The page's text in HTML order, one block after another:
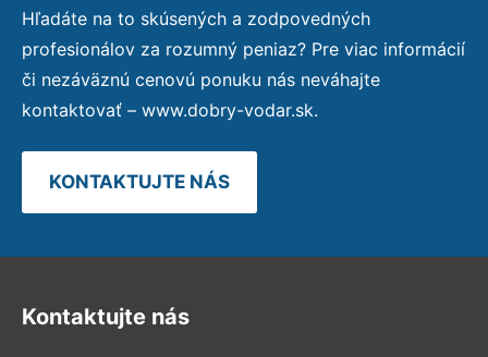
Hľadáte na to skúsených a zodpovedných
profesionálov za rozumný peniaz? Pre viac informácií
či nezáväznú cenovú ponuku nás neváhajte
kontaktovať – www.dobry-vodar.sk.
KONTAKTUJTE NÁS
Kontaktujte nás